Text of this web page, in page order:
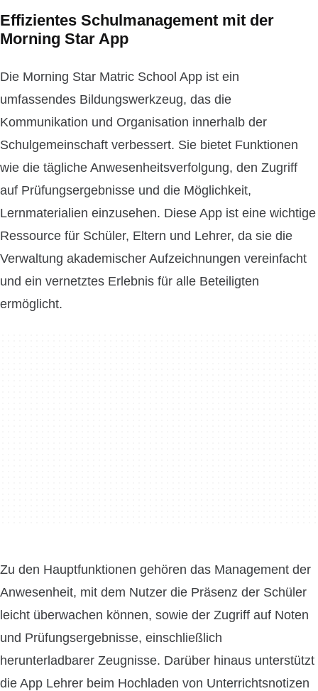
Effizientes Schulmanagement mit der
Morning Star App
Die Morning Star Matric School App ist ein
umfassendes Bildungswerkzeug, das die
Kommunikation und Organisation innerhalb der
Schulgemeinschaft verbessert. Sie bietet Funktionen
wie die tägliche Anwesenheitsverfolgung, den Zugriff
auf Prüfungsergebnisse und die Möglichkeit,
Lernmaterialien einzusehen. Diese App ist eine wichtige
Ressource für Schüler, Eltern und Lehrer, da sie die
Verwaltung akademischer Aufzeichnungen vereinfacht
und ein vernetztes Erlebnis für alle Beteiligten
ermöglicht.
Zu den Hauptfunktionen gehören das Management der
Anwesenheit, mit dem Nutzer die Präsenz der Schüler
leicht überwachen können, sowie der Zugriff auf Noten
und Prüfungsergebnisse, einschließlich
herunterladbarer Zeugnisse. Darüber hinaus unterstützt
die App Lehrer beim Hochladen von Unterrichtsnotizen